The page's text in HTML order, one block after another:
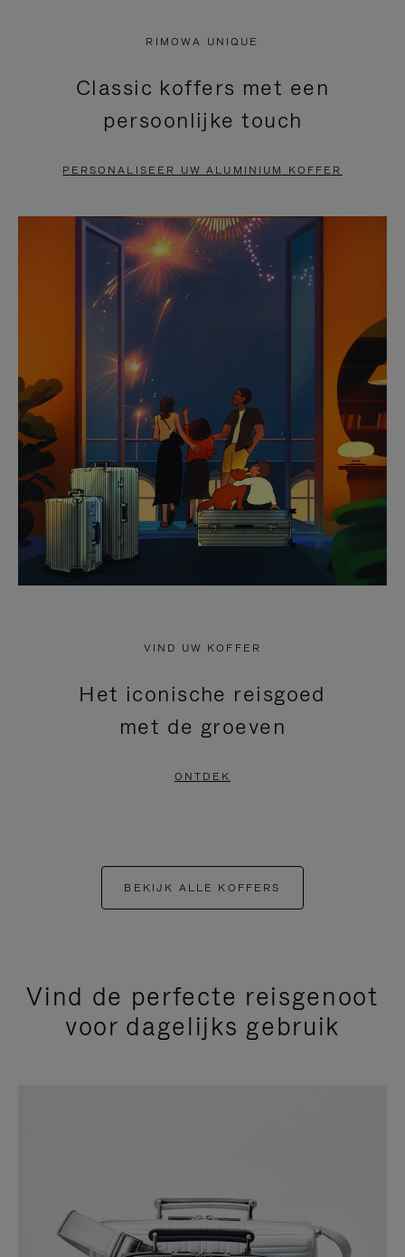
DRUK
OM
PAUZEREN
VIDEO
IS
UITGESCHAKELD.
HIER
OM
HET
DEMPEN
OP
TE
HEFFEN
RIMOWA UNIQUE
Classic koffers met een
persoonlijke touch
PERSONALISEER UW ALUMINIUM KOFFER
VIND UW KOFFER
Het iconische reisgoed
met de groeven
ONTDEK
BEKIJK ALLE KOFFERS
Vind de perfecte reisgenoot
voor dagelijks gebruik